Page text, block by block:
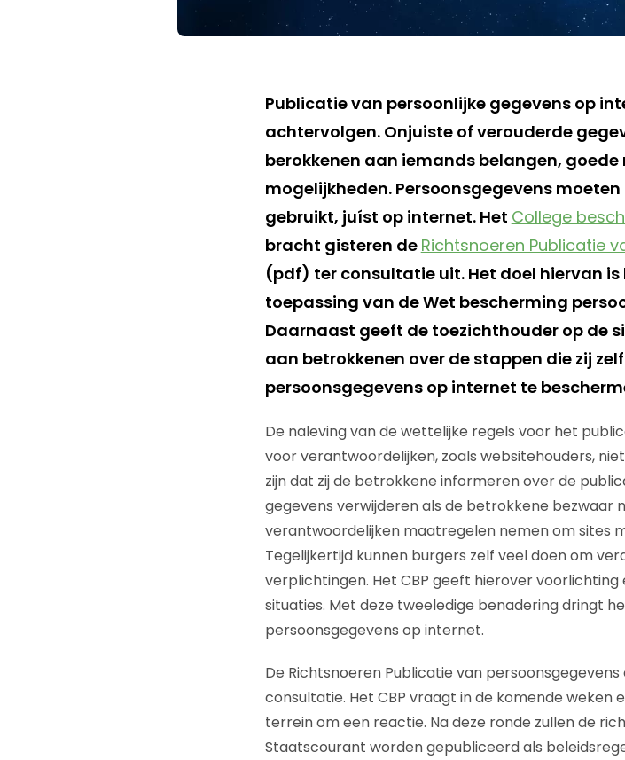
Publicatie van persoonlijke gegevens op
achtervolgen. Onjuiste of verouderde
berokkenen aan iemands belangen,
mogelijkheden. Persoonsgegevens
gebruikt, juíst op internet. Het College
bracht gisteren de Richtsnoeren Publicatie
(pdf) ter consultatie uit. Het doel hiervan
toepassing van de Wet bescherming
Daarnaast geeft de toezichthouder op de
aan betrokkenen over de stappen die zij
persoonsgegevens op internet te
De naleving van de wettelijke regels voor het
voor verantwoordelijken, zoals websitehouders,
zijn dat zij de betrokkene informeren over de
gegevens verwijderen als de betrokkene bezwaar
verantwoordelijken maatregelen nemen om sites
Tegelijkertijd kunnen burgers zelf veel doen om
verplichtingen. Het CBP geeft hierover
situaties. Met deze tweeledige benadering dringt
persoonsgegevens op internet.
De Richtsnoeren Publicatie van
consultatie. Het CBP vraagt in de komende weken
terrein om een reactie. Na deze ronde zullen de
Staatscourant worden gepubliceerd als